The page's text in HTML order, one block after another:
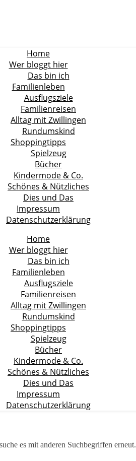
Home
Wer bloggt hier
Das bin ich
Familienleben
Ausflugsziele
Familienreisen
Alltag mit Zwillingen
Rundumskind
Shoppingtipps
Spielzeug
Bücher
Kindermode & Co.
Schönes & Nützliches
Dies und Das
Impressum
Datenschutzerklärung
Home
Wer bloggt hier
Das bin ich
Familienleben
Ausflugsziele
Familienreisen
Alltag mit Zwillingen
Rundumskind
Shoppingtipps
Spielzeug
Bücher
Kindermode & Co.
Schönes & Nützliches
Dies und Das
Impressum
Datenschutzerklärung
es mit anderen Suchbegriffen erneut.